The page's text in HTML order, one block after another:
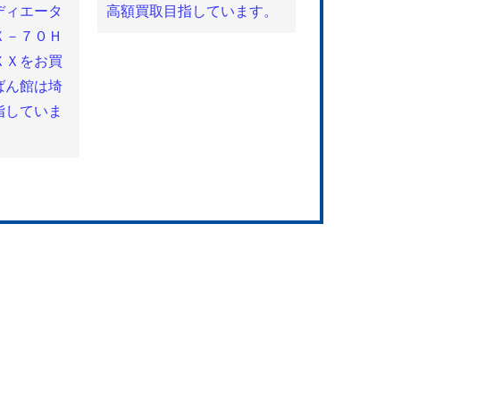
ィエータ
７０Ｈ
をお買
ん館は埼
ていま
高額買取目指しています。